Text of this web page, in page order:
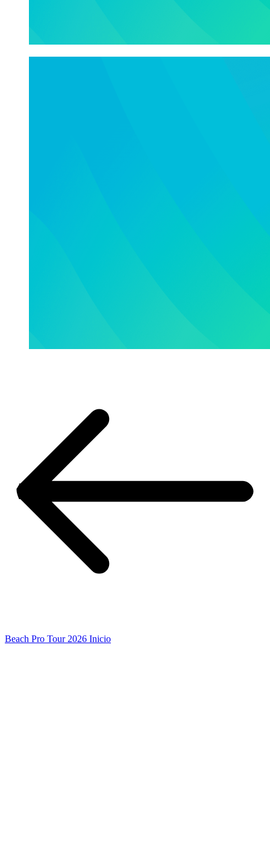
Beach Pro Tour 2026 Inicio